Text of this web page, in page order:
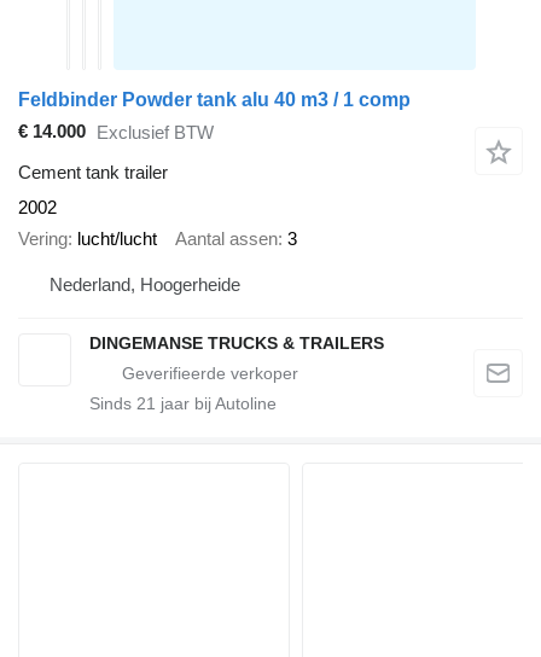
Feldbinder Powder tank alu 40 m3 / 1 comp
€ 14.000
Exclusief BTW
Cement tank trailer
2002
Vering
lucht/lucht Aantal assen 3
Nederland, Hoogerheide
DINGEMANSE TRUCKS & TRAILERS
Sinds 21 jaar bij Autoline